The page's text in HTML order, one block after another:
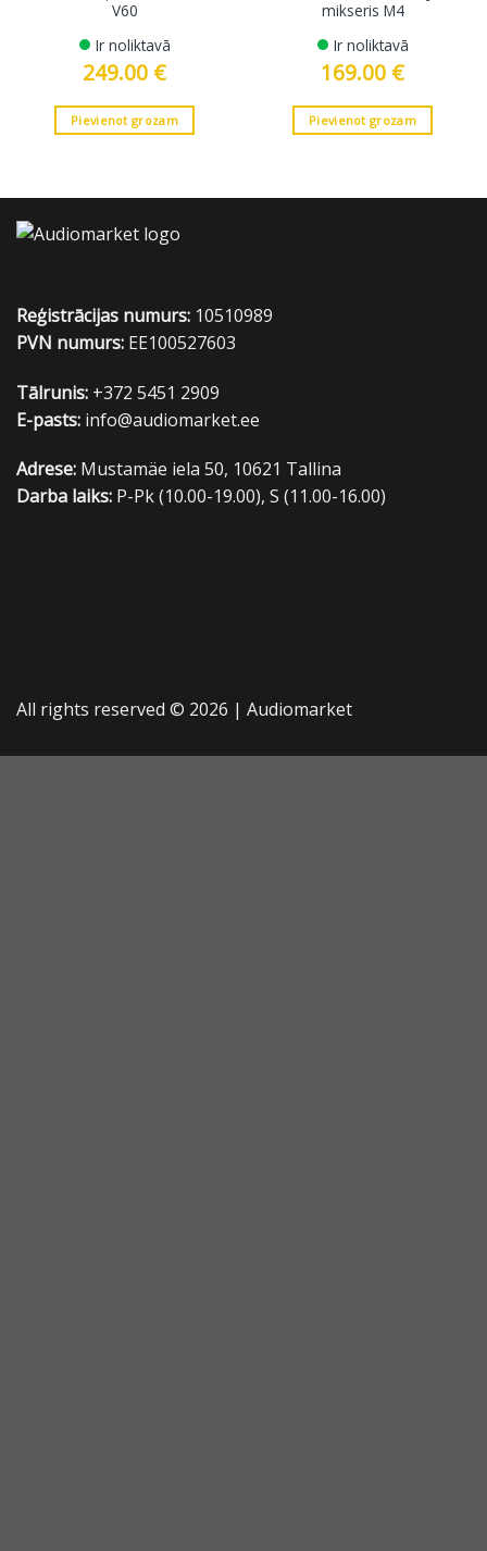
V60
Ir noliktavā
249.00 €
Pievienot grozam
mikseris M4
Ir noliktavā
169.00 €
Pievienot grozam
Reģistrācijas numurs: 10510989
PVN numurs: EE100527603
Tālrunis: +372 5451 2909
E-pasts: info@audiomarket.ee
Adrese: Mustamäe iela 50, 10621 Tallina
Darba laiks: P-Pk (10.00-19.00), S (11.00-16.00)
All rights reserved © 2026 | Audiomarket